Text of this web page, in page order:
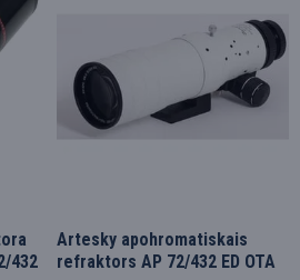
432
Artesky apohromatiskais
refraktors AP 72/432 ED OTA